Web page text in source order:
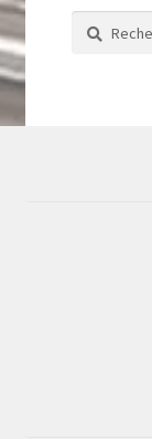
Rechercher :